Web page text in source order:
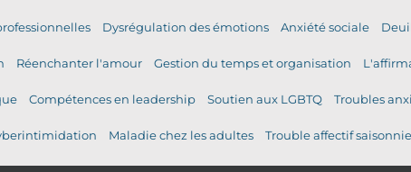
Dysrégulation des émotions Anxiété sociale
Réenchanter l'amour Gestion du temps et organisation
Compétences en leadership Soutien aux LGBTQ Troubles
Maladie chez les adultes Trouble affectif